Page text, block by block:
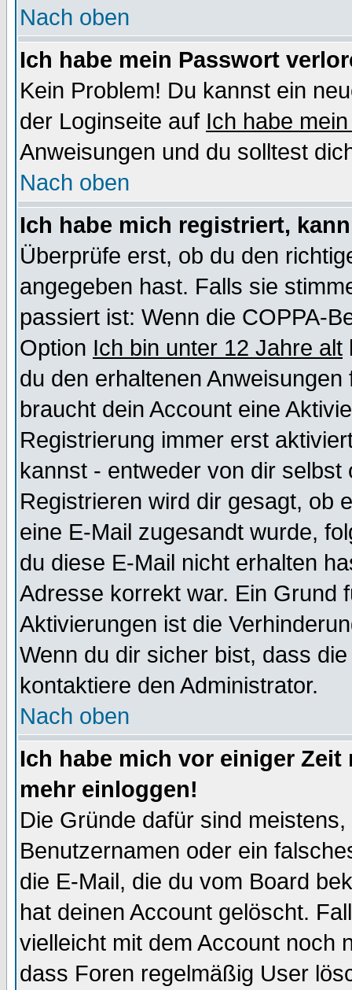
Nach oben
Ich habe mein Passwort
Kein Problem! Du kannst ein
der Loginseite auf Ich habe
Anweisungen und du solltest
Nach oben
Ich habe mich registriert,
Überprüfe erst, ob du den
angegeben hast. Falls sie
passiert ist: Wenn die COPPA-
Option Ich bin unter 12 Jahre alt
du den erhaltenen
braucht dein Account eine
Registrierung immer erst
kannst - entweder von dir selbst
Registrieren wird dir gesagt, ob
eine E-Mail zugesandt wurde,
du diese E-Mail nicht erhalten
Adresse korrekt war. Ein Grund
Aktivierungen ist die
Wenn du dir sicher bist, dass
kontaktiere den Administrator.
Nach oben
Ich habe mich vor einiger
mehr einloggen!
Die Gründe dafür sind
Benutzernamen oder ein
die E-Mail, die du vom Board
hat deinen Account gelöscht.
vielleicht mit dem Account noch
dass Foren regelmäßig User